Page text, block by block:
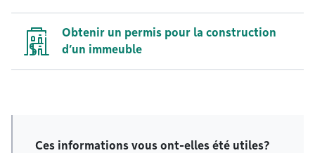
Obtenir un permis pour la construction
d’un immeuble
Ces informations vous ont-elles été utiles?